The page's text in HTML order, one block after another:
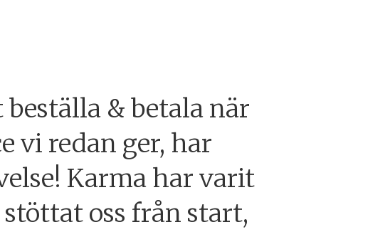
& betala när
vi redan ger, har
Karma har varit
oss från start,